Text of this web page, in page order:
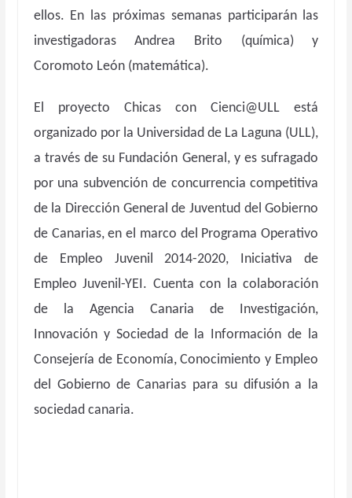
ellos. En las próximas semanas participarán las
investigadoras Andrea Brito (química) y
Coromoto León (matemática).
El proyecto Chicas con Cienci@ULL está
organizado por la Universidad de La Laguna (ULL),
a través de su Fundación General, y es sufragado
por una subvención de concurrencia competitiva
de la Dirección General de Juventud del Gobierno
de Canarias, en el marco del Programa Operativo
de Empleo Juvenil 2014-2020, Iniciativa de
Empleo Juvenil-YEI. Cuenta con la colaboración
de la Agencia Canaria de Investigación,
Innovación y Sociedad de la Información de la
Consejería de Economía, Conocimiento y Empleo
del Gobierno de Canarias para su difusión a la
sociedad canaria.